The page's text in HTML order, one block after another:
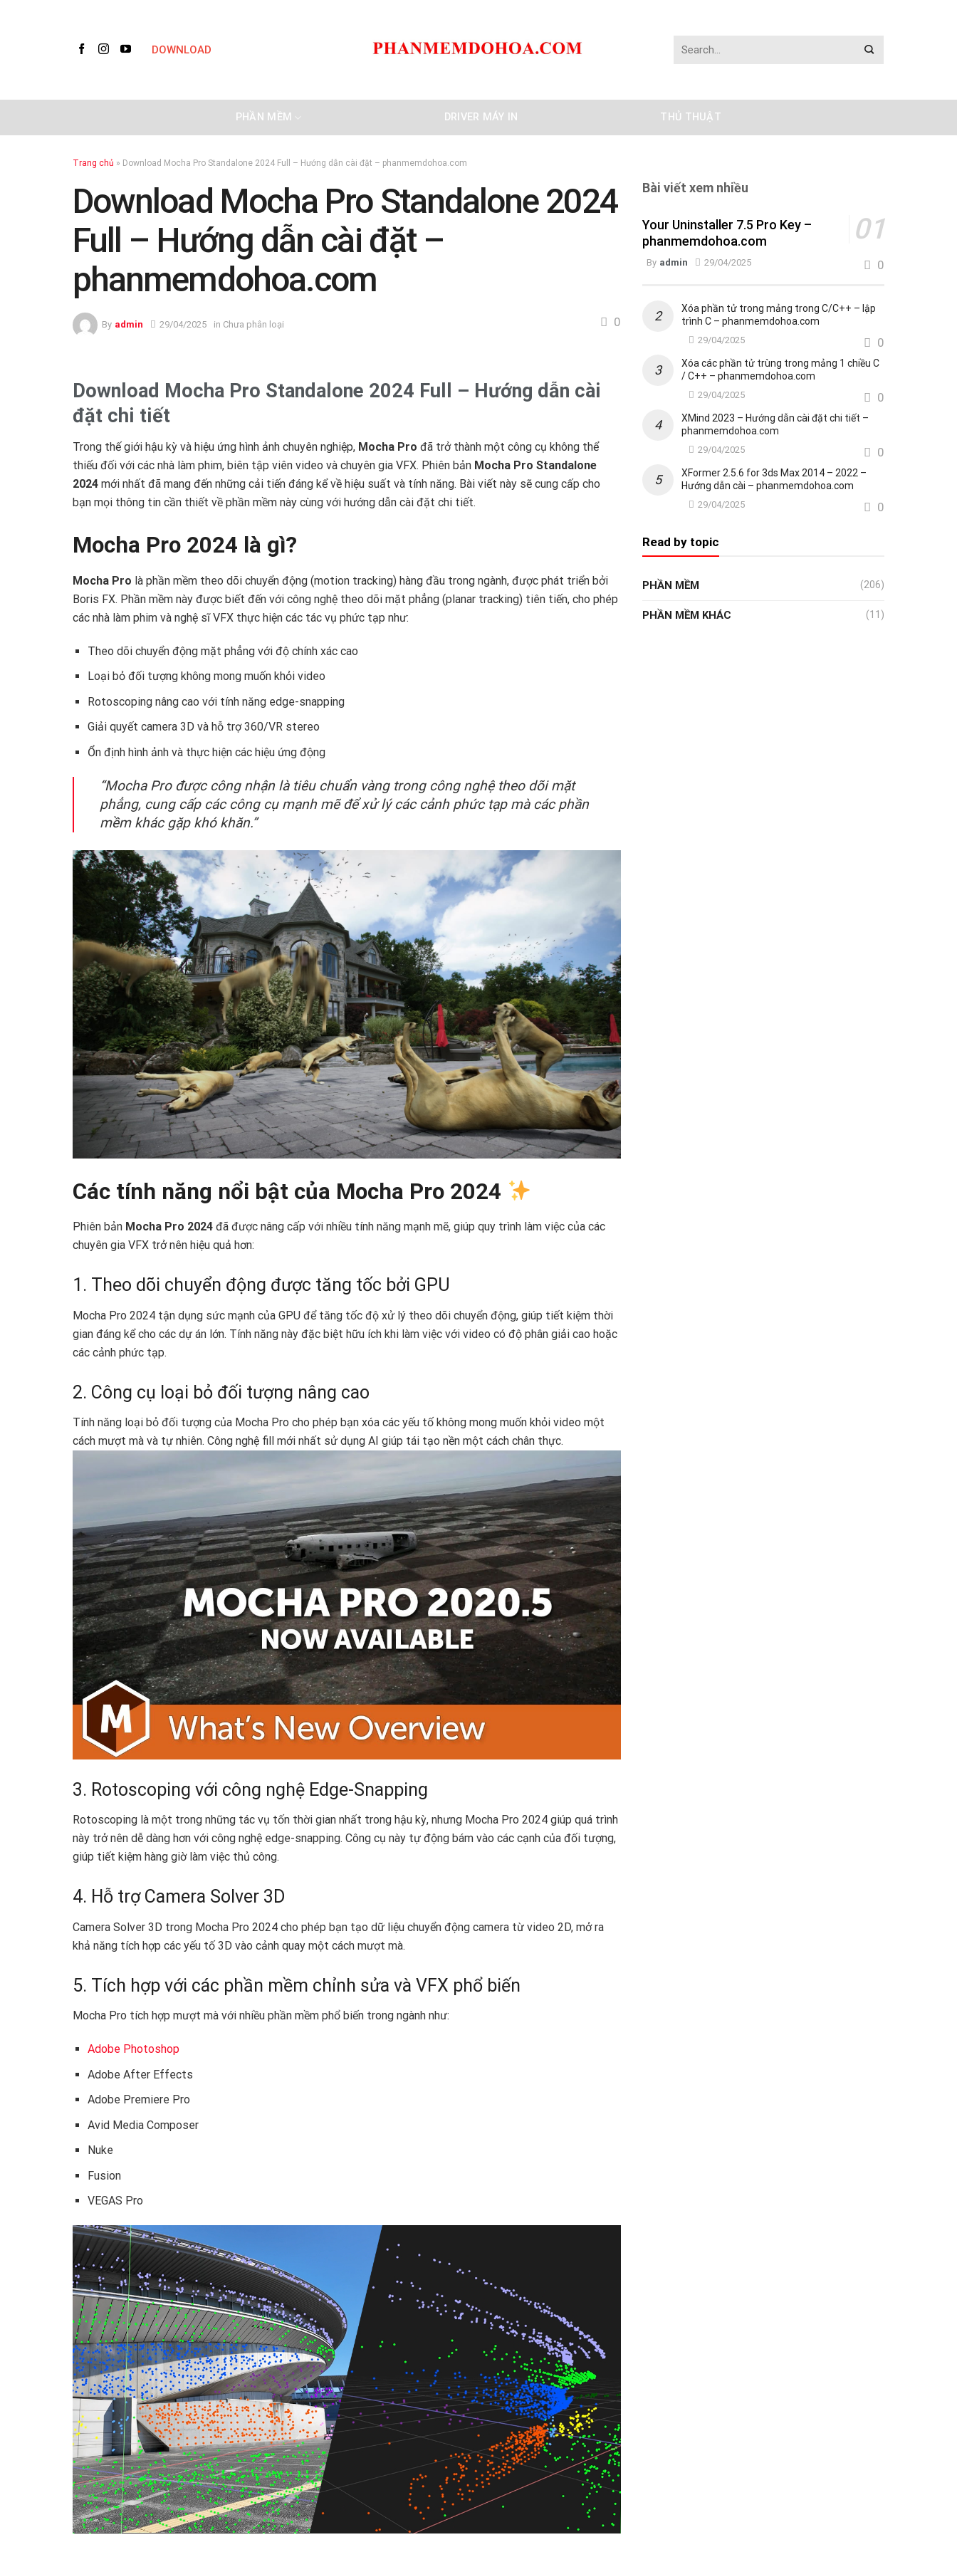
DOWNLOAD
PHẦN MỀM DRIVER MÁY IN THỦ THUẬT
Trang chủ » Download Mocha Pro Standalone 2024 Full – Hướng dẫn cài đặt – phanmemdohoa.com
Download Mocha Pro Standalone 2024
Full – Hướng dẫn cài đặt –
phanmemdohoa.com
By admin 29/04/2025 in Chưa phân loại 0
Download Mocha Pro Standalone 2024 Full – Hướng dẫn cài
đặt chi tiết
Trong thế giới hậu kỳ và hiệu ứng hình ảnh chuyên nghiệp, Mocha Pro đã trở thành một công cụ không thể
thiếu đối với các nhà làm phim, biên tập viên video và chuyên gia VFX. Phiên bản Mocha Pro Standalone
2024 mới nhất đã mang đến những cải tiến đáng kể về hiệu suất và tính năng. Bài viết này sẽ cung cấp cho
bạn mọi thông tin cần thiết về phần mềm này cùng với hướng dẫn cài đặt chi tiết.
Mocha Pro 2024 là gì?
Mocha Pro là phần mềm theo dõi chuyển động (motion tracking) hàng đầu trong ngành, được phát triển bởi
Boris FX. Phần mềm này được biết đến với công nghệ theo dõi mặt phẳng (planar tracking) tiên tiến, cho phép
các nhà làm phim và nghệ sĩ VFX thực hiện các tác vụ phức tạp như:
Theo dõi chuyển động mặt phẳng với độ chính xác cao
Loại bỏ đối tượng không mong muốn khỏi video
Rotoscoping nâng cao với tính năng edge-snapping
Giải quyết camera 3D và hỗ trợ 360/VR stereo
Ổn định hình ảnh và thực hiện các hiệu ứng động
“Mocha Pro được công nhận là tiêu chuẩn vàng trong công nghệ theo dõi mặt
phẳng, cung cấp các công cụ mạnh mẽ để xử lý các cảnh phức tạp mà các phần
mềm khác gặp khó khăn.”
Các tính năng nổi bật của Mocha Pro 2024
Phiên bản Mocha Pro 2024 đã được nâng cấp với nhiều tính năng mạnh mẽ, giúp quy trình làm việc của các
chuyên gia VFX trở nên hiệu quả hơn:
1. Theo dõi chuyển động được tăng tốc bởi GPU
Mocha Pro 2024 tận dụng sức mạnh của GPU để tăng tốc độ xử lý theo dõi chuyển động, giúp tiết kiệm thời
gian đáng kể cho các dự án lớn. Tính năng này đặc biệt hữu ích khi làm việc với video có độ phân giải cao hoặc
các cảnh phức tạp.
2. Công cụ loại bỏ đối tượng nâng cao
Tính năng loại bỏ đối tượng của Mocha Pro cho phép bạn xóa các yếu tố không mong muốn khỏi video một
cách mượt mà và tự nhiên. Công nghệ fill mới nhất sử dụng AI giúp tái tạo nền một cách chân thực.
3. Rotoscoping với công nghệ Edge-Snapping
Rotoscoping là một trong những tác vụ tốn thời gian nhất trong hậu kỳ, nhưng Mocha Pro 2024 giúp quá trình
này trở nên dễ dàng hơn với công nghệ edge-snapping. Công cụ này tự động bám vào các cạnh của đối tượng,
giúp tiết kiệm hàng giờ làm việc thủ công.
4. Hỗ trợ Camera Solver 3D
Camera Solver 3D trong Mocha Pro 2024 cho phép bạn tạo dữ liệu chuyển động camera từ video 2D, mở ra
khả năng tích hợp các yếu tố 3D vào cảnh quay một cách mượt mà.
5. Tích hợp với các phần mềm chỉnh sửa và VFX phổ biến
Mocha Pro tích hợp mượt mà với nhiều phần mềm phổ biến trong ngành như:
Adobe Photoshop
Adobe After Effects
Adobe Premiere Pro
Avid Media Composer
Nuke
Fusion
VEGAS Pro
Bài viết xem nhiều
Your Uninstaller 7.5 Pro Key –
phanmemdohoa.com
By admin 29/04/2025 0
Xóa phần tử trong mảng trong C/C++ – lập
trình C – phanmemdohoa.com
29/04/2025 0
Xóa các phần tử trùng trong mảng 1 chiều C
/ C++ – phanmemdohoa.com
29/04/2025 0
XMind 2023 – Hướng dẫn cài đặt chi tiết –
phanmemdohoa.com
29/04/2025 0
XFormer 2.5.6 for 3ds Max 2014 – 2022 –
Hướng dẫn cài – phanmemdohoa.com
29/04/2025 0
Read by topic
PHẦN MỀM (206)
PHẦN MỀM KHÁC (11)